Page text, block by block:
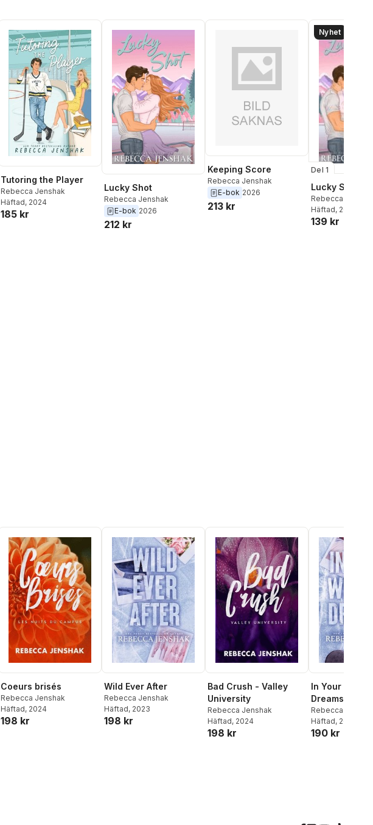
Tutoring the Player
Rebecca Jenshak
Häftad, 2024
185 kr
Lucky Shot
Rebecca Jenshak
E-bok 2026
212 kr
Keeping Score
Rebecca Jenshak
E-bok 2026
213 kr
Nyhet
Del 1
Lucky Shot
Rebecca
Häftad, 2026
139 kr
Coeurs brisés
Rebecca Jenshak
Häftad, 2024
198 kr
Wild Ever After
Rebecca Jenshak
Häftad, 2023
198 kr
Bad Crush - Valley
University
Rebecca Jenshak
Häftad, 2024
198 kr
In Your
Dreams
Rebecca
Häftad, 2023
190 kr